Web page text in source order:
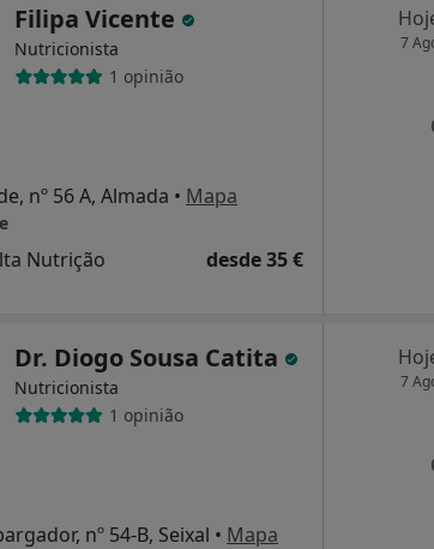
Filipa Vicente
Nutricionista
1 opinião
nº 56 A, Almada • Mapa
Nutrição desde 35 €
7
Dr. Diogo Sousa Catita
Nutricionista
1 opinião
nº 54-B, Seixal • Mapa
7